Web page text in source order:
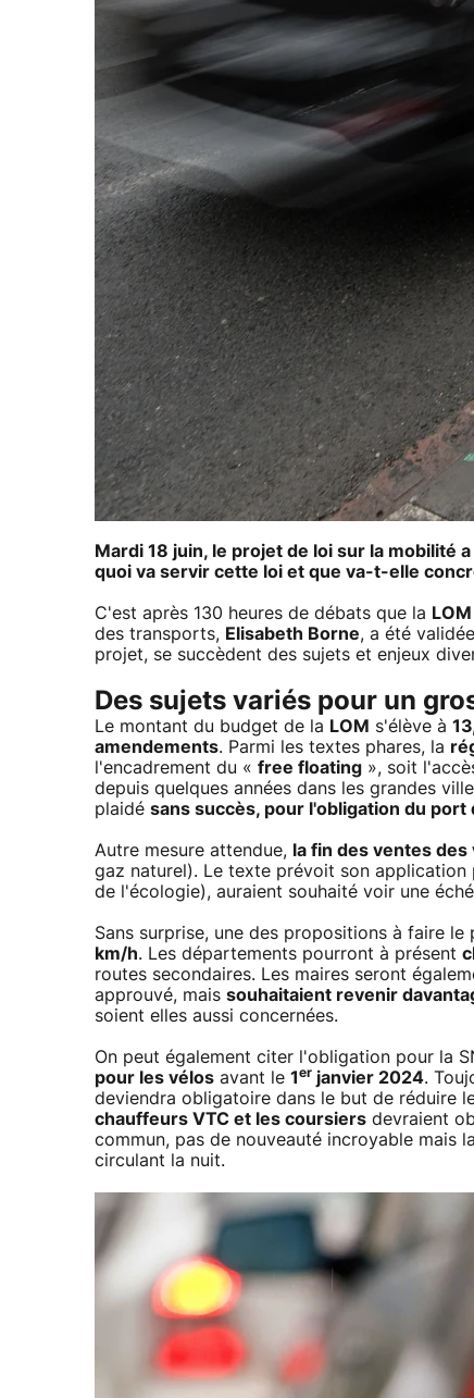
Mardi 18 juin, le projet de loi sur la mobilité
quoi va servir cette loi et que va-t-elle
C'est après 130 heures de débats que la LOM
des transports, Elisabeth Borne, a été
projet, se succèdent des sujets et enjeux
Des sujets variés pour un
Le montant du budget de la LOM s'élève à
amendements. Parmi les textes phares, la
l'encadrement du « free floating », soit
depuis quelques années dans les grandes
plaidé sans succès, pour l'obligation du port
Autre mesure attendue, la fin des ventes
gaz naturel). Le texte prévoit son application
de l'écologie), auraient souhaité voir une
Sans surprise, une des propositions à faire le
km/h. Les départements pourront à présent
routes secondaires. Les maires seront
approuvé, mais souhaitaient revenir
soient elles aussi concernées.
On peut également citer l'obligation pour la
pour les vélos avant le 1 er janvier 2024.
deviendra obligatoire dans le but de réduire
chauffeurs VTC et les coursiers devraient
commun, pas de nouveauté incroyable mais la
circulant la nuit.